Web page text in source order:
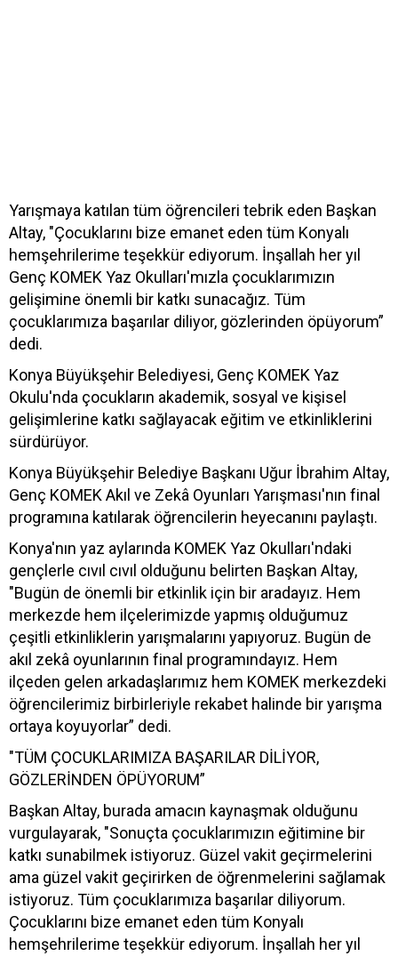
Yarışmaya katılan tüm öğrencileri tebrik eden Başkan
Altay, "Çocuklarını bize emanet eden tüm Konyalı
hemşehrilerime teşekkür ediyorum. İnşallah her yıl
Genç KOMEK Yaz Okulları'mızla çocuklarımızın
gelişimine önemli bir katkı sunacağız. Tüm
çocuklarımıza başarılar diliyor, gözlerinden öpüyorum”
dedi.
Konya Büyükşehir Belediyesi, Genç KOMEK Yaz
Okulu'nda çocukların akademik, sosyal ve kişisel
gelişimlerine katkı sağlayacak eğitim ve etkinliklerini
sürdürüyor.
Konya Büyükşehir Belediye Başkanı Uğur İbrahim Altay,
Genç KOMEK Akıl ve Zekâ Oyunları Yarışması'nın final
programına katılarak öğrencilerin heyecanını paylaştı.
Konya'nın yaz aylarında KOMEK Yaz Okulları'ndaki
gençlerle cıvıl cıvıl olduğunu belirten Başkan Altay,
"Bugün de önemli bir etkinlik için bir aradayız. Hem
merkezde hem ilçelerimizde yapmış olduğumuz
çeşitli etkinliklerin yarışmalarını yapıyoruz. Bugün de
akıl zekâ oyunlarının final programındayız. Hem
ilçeden gelen arkadaşlarımız hem KOMEK merkezdeki
öğrencilerimiz birbirleriyle rekabet halinde bir yarışma
ortaya koyuyorlar” dedi.
"TÜM ÇOCUKLARIMIZA BAŞARILAR DİLİYOR,
GÖZLERİNDEN ÖPÜYORUM”
Başkan Altay, burada amacın kaynaşmak olduğunu
vurgulayarak, "Sonuçta çocuklarımızın eğitimine bir
katkı sunabilmek istiyoruz. Güzel vakit geçirmelerini
ama güzel vakit geçirirken de öğrenmelerini sağlamak
istiyoruz. Tüm çocuklarımıza başarılar diliyorum.
Çocuklarını bize emanet eden tüm Konyalı
hemşehrilerime teşekkür ediyorum. İnşallah her yıl